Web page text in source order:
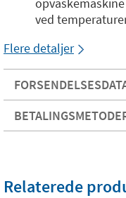
ved
Flere detaljer
Relaterede